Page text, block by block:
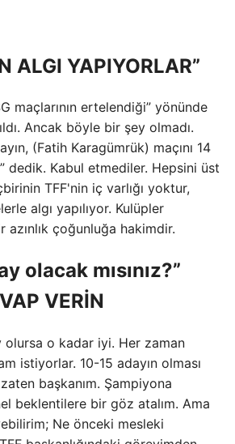
ALGI YAPIYORLAR”
maçlarının ertelendiği” yönünde
Ancak böyle bir şey olmadı.
(Fatih Karagümrük) maçını 14
dedik. Kabul etmediler. Hepsini üst
TFF'nin iç varlığı yoktur,
algı yapılıyor. Kulüpler
çoğunluğa hakimdir.
olacak mısınız?”
VERİN
o kadar iyi. Her zaman
istiyorlar. 10-15 adayın olması
başkanım. Şampiyona
beklentilere bir göz atalım. Ama
Ne önceki mesleki